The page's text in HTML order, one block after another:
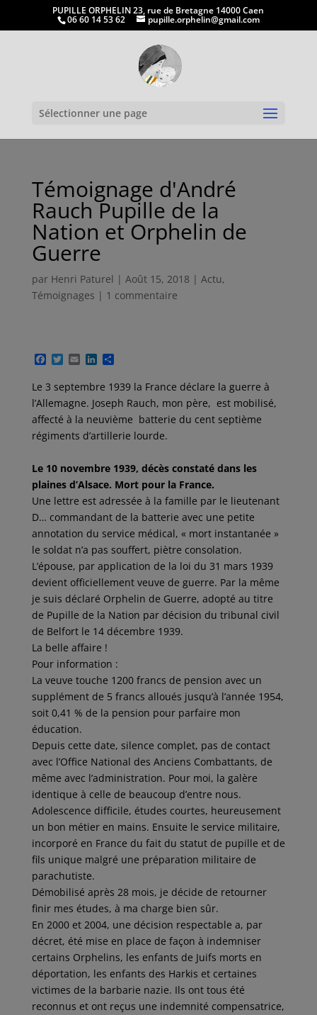
PUPILLE ORPHELIN 23, rue de Bretagne 14000 Caen
06 60 14 53 62 pupille.orphelin@gmail.com
Sélectionner une page
Témoignage d'André
Rauch Pupille de la
Nation et Orphelin de
Guerre
par Henri Paturel | Août 15, 2018 | Actu,
Témoignages | 1 commentaire
F
c
e
b
o
o
k
T
i
t
t
e
r
E
a
i
l
L
n
k
e
d
I
n
P
r
t
a
g
e
r
Le 3 septembre 1939 la France déclare la guerre à
l’Allemagne. Joseph Rauch, mon père, est mobilisé,
affecté à la neuvième batterie du cent septième
régiments d’artillerie lourde.
Le 10 novembre 1939, décès constaté dans les
plaines d’Alsace. Mort pour la France.
Une lettre est adressée à la famille par le lieutenant
D… commandant de la batterie avec une petite
annotation du service médical, « mort instantanée »
le soldat n’a pas souffert, piètre consolation.
L’épouse, par application de la loi du 31 mars 1939
devient officiellement veuve de guerre. Par la même
je suis déclaré Orphelin de Guerre, adopté au titre
de Pupille de la Nation par décision du tribunal civil
de Belfort le 14 décembre 1939.
La belle affaire !
Pour information :
La veuve touche 1200 francs de pension avec un
supplément de 5 francs alloués jusqu’à l’année 1954,
soit 0,41 % de la pension pour parfaire mon
éducation.
Depuis cette date, silence complet, pas de contact
avec l’Office National des Anciens Combattants, de
même avec l’administration. Pour moi, la galère
identique à celle de beaucoup d’entre nous.
Adolescence difficile, études courtes, heureusement
un bon métier en mains. Ensuite le service militaire,
incorporé en France du fait du statut de pupille et de
fils unique malgré une préparation militaire de
parachutiste.
Démobilisé après 28 mois, je décide de retourner
finir mes études, à ma charge bien sûr.
En 2000 et 2004, une décision respectable a, par
décret, été mise en place de façon à indemniser
certains Orphelins, les enfants de Juifs morts en
déportation, les enfants des Harkis et certaines
victimes de la barbarie nazie. Ils ont tous été
reconnus et ont reçus une indemnité compensatrice,